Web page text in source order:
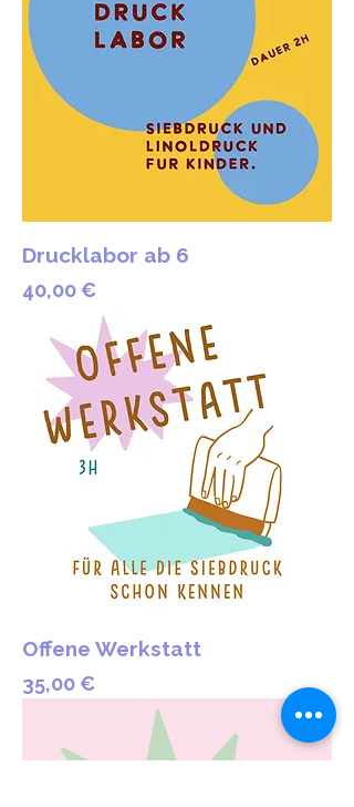
Drucklabor ab 6
Preis
40,00 €
Offene Werkstatt
Preis
35,00 €